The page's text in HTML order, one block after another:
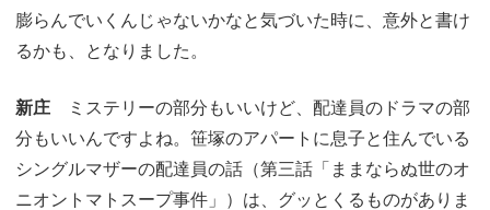
膨らんでいくんじゃないかなと気づいた時に、意外と書け
るかも、となりました。
新庄 ミステリーの部分もいいけど、配達員のドラマの部
分もいいんですよね。笹塚のアパートに息子と住んでいる
シングルマザーの配達員の話（第三話「ままならぬ世のオ
ニオントマトスープ事件」）は、グッとくるものがありま